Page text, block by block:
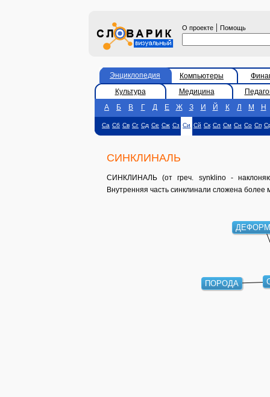
О проекте | Помощь
Энциклопедия Компьютеры
Культура
Медицина
А
Б В Г Д Е Ж З И Й К Л М Н
Са Сб Св Сг Сд Се Сж Сз Си Сй Ск Сл См Сн Со Сп
СИНКЛИНАЛЬ
СИНКЛИНАЛЬ (от греч. synklino -
Внутренняя часть синклинали сложена
ПОРОДА